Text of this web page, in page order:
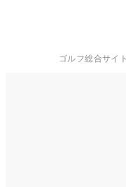
ゴルフ総合サイ